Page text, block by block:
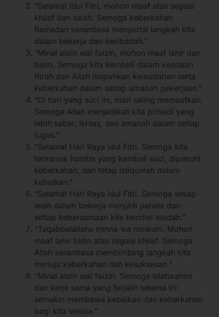
“Selamat Idul Fitri, mohon maaf atas segala
khilaf dan salah. Semoga keberkahan
Ramadan senantiasa menyertai langkah kita
dalam bekerja dan beribadah.”
“Minal aidin wal faizin, mohon maaf lahir dan
batin. Semoga kita kembali dalam keadaan
fitrah dan Allah limpahkan kemudahan serta
keberkahan dalam setiap amanah pekerjaan.”
“Di hari yang suci ini, mari saling memaafkan.
Semoga Allah menjadikan kita pribadi yang
lebih sabar, ikhlas, dan amanah dalam setiap
tugas.”
“Selamat Hari Raya Idul Fitri. Semoga kita
termasuk hamba yang kembali suci, dipenuhi
keberkahan, dan tetap istiqomah dalam
kebaikan.”
“Selamat Hari Raya Idul Fitri. Semoga setiap
lelah dalam bekerja menjadi pahala dan
setiap kebersamaan kita bernilai ibadah.”
“Taqabbalallahu minna wa minkum. Mohon
maaf lahir batin atas segala khilaf. Semoga
Allah senantiasa membimbing langkah kita
menuju keberkahan dan kesuksesan.”
“Minal aidin wal faizin. Semoga silaturahmi
dan kerja sama yang terjalin selama ini
semakin membawa kebaikan dan keberkahan
bagi kita semua.”